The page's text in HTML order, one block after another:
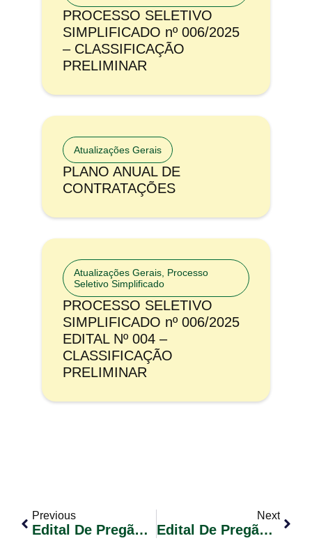
PROCESSO SELETIVO
SIMPLIFICADO nº 006/2025
– CLASSIFICAÇÃO
PRELIMINAR
Atualizações Gerais
PLANO ANUAL DE
CONTRATAÇÕES
Atualizações Gerais Processo
Seletivo Simplificado
PROCESSO SELETIVO
SIMPLIFICADO nº 006/2025
EDITAL Nº 004 –
CLASSIFICAÇÃO
PRELIMINAR
Previous
Edital De Pregão Eletrônico Nº 027/2023 – Contratação De Empresa Para Integração Telefonica, Implantação, Suporte E Solução Completa De Equipamentos
Next
Edital De Pregão Eletrônico Nº 030/2023 – Registro De Preços Para A Aquisição De Material Ambulatorial